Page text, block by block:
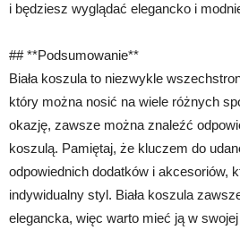
i będziesz wyglądać elegancko i
## **Podsumowanie**
Biała koszula to niezwykle
który można nosić na wiele różnych
okazję, zawsze można znaleźć
koszulą. Pamiętaj, że kluczem do
odpowiednich dodatków i akcesoriów,
indywidualny styl. Biała koszula
elegancka, więc warto mieć ją w